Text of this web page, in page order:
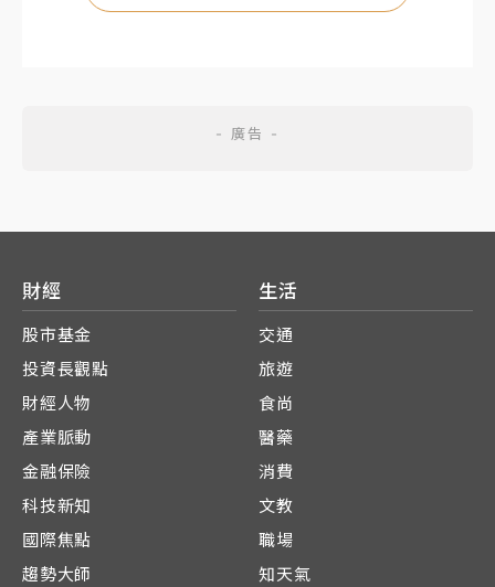
財經
股市基金
投資長觀點
財經人物
產業脈動
金融保險
科技新知
國際焦點
趨勢大師
生活
交通
旅遊
食尚
醫藥
消費
文教
職場
知天氣